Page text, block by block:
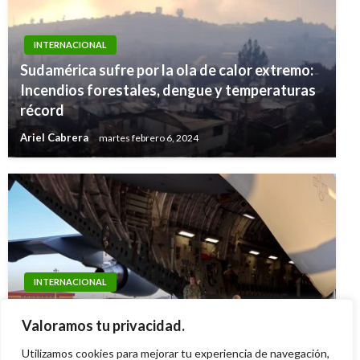
Valoramos tu privacidad.
Utilizamos cookies para mejorar tu experiencia de navegación,
INTERNACIONAL
Sudamérica sufre por la ola de calor extremo:
Incendios forestales, dengue y temperaturas
récord
Ariel Cabrera martes febrero 6, 2024
INTERNACIONAL
migrantes a Costa Rica
Ariel Cabrera jueves mayo 22, 2025
INTERNACIONAL
Un muerto y ocho heridos deja ataque de